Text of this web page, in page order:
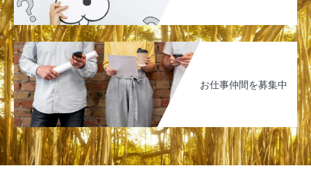
お仕事仲間を募集中